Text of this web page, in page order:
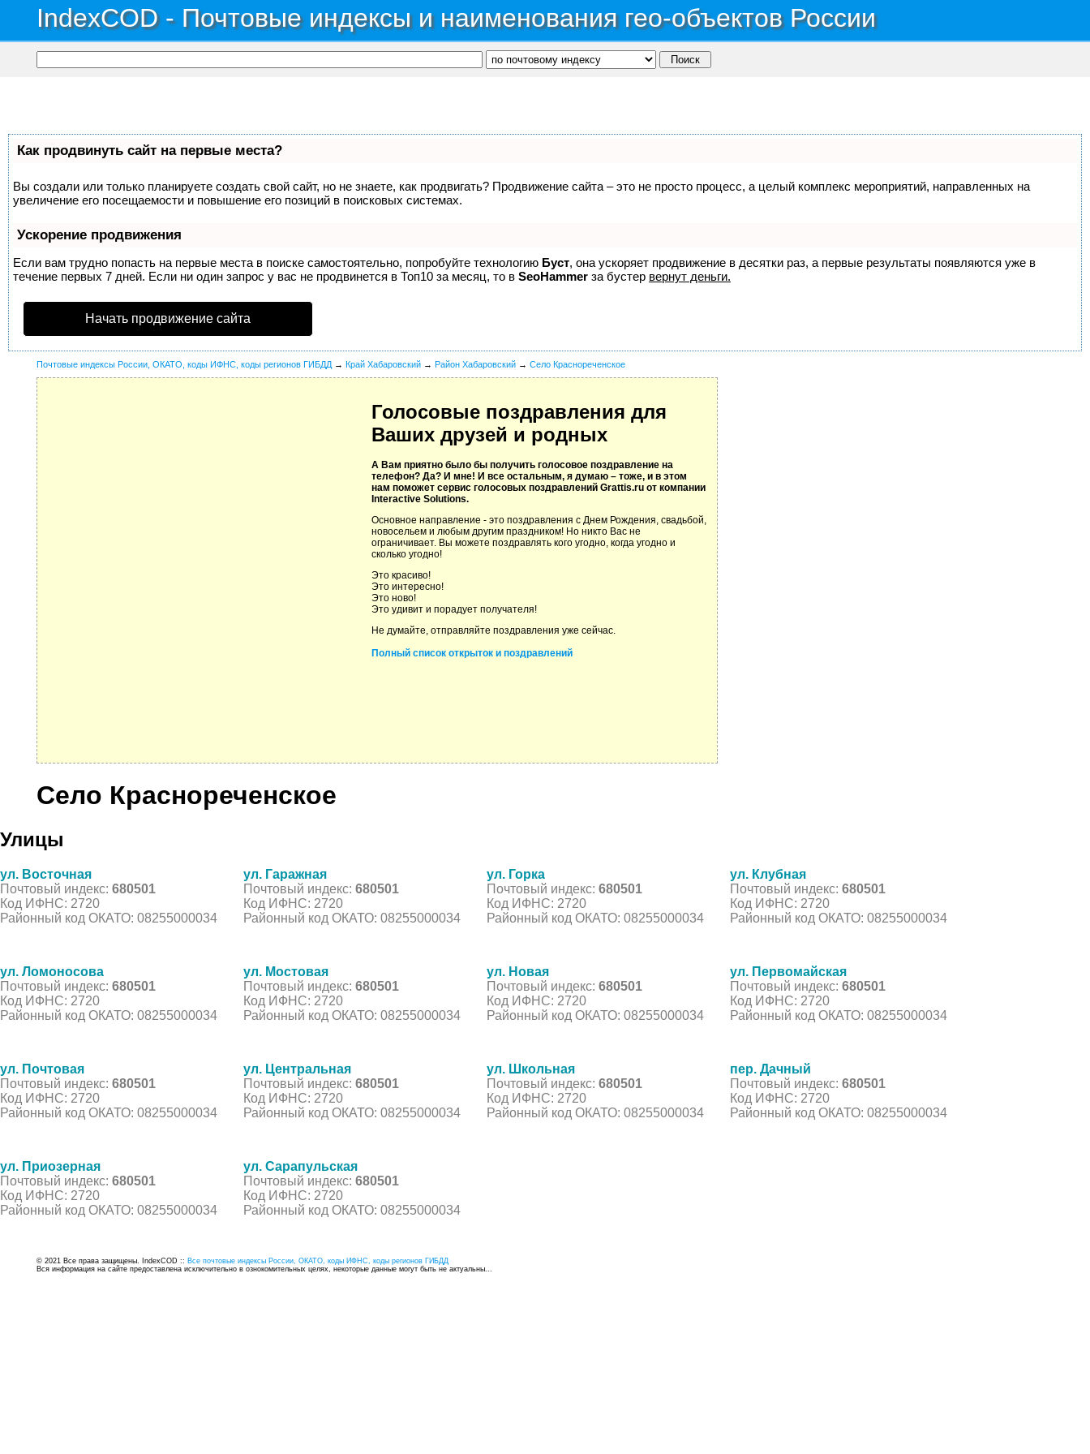
IndexCOD - Почтовые индексы и наименования гео-объектов России
Как продвинуть сайт на первые места?
Вы создали или только планируете создать свой сайт, но не знаете, как продвигать? Продвижение сайта – это не просто процесс, а целый комплекс мероприятий, направленных на
увеличение его посещаемости и повышение его позиций в поисковых системах.
Ускорение продвижения
Если вам трудно попасть на первые места в поиске самостоятельно, попробуйте технологию Буст, она ускоряет продвижение в десятки раз, а первые результаты появляются уже в
течение первых 7 дней. Если ни один запрос у вас не продвинется в Топ10 за месяц, то в SeoHammer за бустер вернут деньги.
Начать продвижение сайта
Почтовые индексы России, ОКАТО, коды ИФНС, коды регионов ГИБДД → Край Хабаровский → Район Хабаровский → Село Краснореченское
Голосовые поздравления для
Ваших друзей и родных
А Вам приятно было бы получить голосовое поздравление на
телефон? Да? И мне! И все остальным, я думаю – тоже, и в этом
нам поможет сервис голосовых поздравлений Grattis.ru от компании
Interactive Solutions.
Основное направление - это поздравления с Днем Рождения, свадьбой,
новосельем и любым другим праздником! Но никто Вас не
ограничивает. Вы можете поздравлять кого угодно, когда угодно и
сколько угодно!
Это красиво!
Это интересно!
Это ново!
Это удивит и порадует получателя!
Не думайте, отправляйте поздравления уже сейчас.
Полный список открыток и поздравлений
Село Краснореченское
Улицы
ул. Восточная
Почтовый индекс: 680501
Код ИФНС: 2720
Районный код ОКАТО: 08255000034
ул. Гаражная
Почтовый индекс: 680501
Код ИФНС: 2720
Районный код ОКАТО: 08255000034
ул. Горка
Почтовый индекс: 680501
Код ИФНС: 2720
Районный код ОКАТО: 08255000034
ул. Клубная
Почтовый индекс: 680501
Код ИФНС: 2720
Районный код ОКАТО: 08255000034
ул. Ломоносова
Почтовый индекс: 680501
Код ИФНС: 2720
Районный код ОКАТО: 08255000034
ул. Мостовая
Почтовый индекс: 680501
Код ИФНС: 2720
Районный код ОКАТО: 08255000034
ул. Новая
Почтовый индекс: 680501
Код ИФНС: 2720
Районный код ОКАТО: 08255000034
ул. Первомайская
Почтовый индекс: 680501
Код ИФНС: 2720
Районный код ОКАТО: 08255000034
ул. Почтовая
Почтовый индекс: 680501
Код ИФНС: 2720
Районный код ОКАТО: 08255000034
ул. Центральная
Почтовый индекс: 680501
Код ИФНС: 2720
Районный код ОКАТО: 08255000034
ул. Школьная
Почтовый индекс: 680501
Код ИФНС: 2720
Районный код ОКАТО: 08255000034
пер. Дачный
Почтовый индекс: 680501
Код ИФНС: 2720
Районный код ОКАТО: 08255000034
ул. Приозерная
Почтовый индекс: 680501
Код ИФНС: 2720
Районный код ОКАТО: 08255000034
ул. Сарапульская
Почтовый индекс: 680501
Код ИФНС: 2720
Районный код ОКАТО: 08255000034
© 2021 Все права защищены. IndexCOD :: Все почтовые индексы России, ОКАТО, коды ИФНС, коды регионов ГИБДД
Вся информация на сайте предоставлена исключительно в ознокомительных целях, некоторые данные могут быть не актуальны...